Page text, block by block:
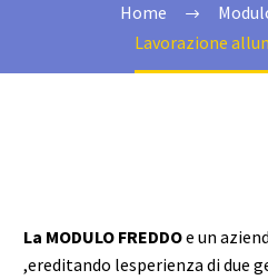
Home
Lavorazione
La MODULO FREDDOe un
,ereditando lesperienza di due